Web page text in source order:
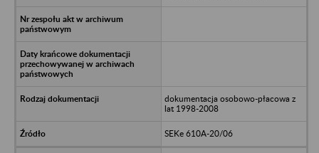
dokumentacja osobowo-płacowa z
lat 1998-2008
SEKe 610A-20/06